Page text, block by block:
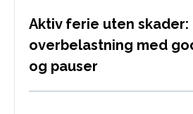
Aktiv ferie uten skader:
overbelastning med
og pauser